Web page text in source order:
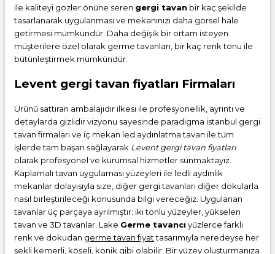
ile kaliteyi gözler önüne seren gergi tavan bir kaç şekilde
tasarlanarak uygulanması ve mekanınızı daha görsel hale
getirmesi mümkündür. Daha değişik bir ortam isteyen
müşterilere özel olarak germe tavanları, bir kaç renk tonu ile
bütünleştirmek mümkündür.
Levent gergi tavan fiyatları Firmaları
Ürünü sattıran ambalajıdır ilkesi ile profesyonellik, ayrıntı ve
detaylarda gizlidir vizyonu sayesinde paradigma istanbul gergi
tavan firmaları ve iç mekan led aydınlatma tavan ile tüm
işlerde tam başarı sağlayarak Levent gergi tavan fiyatları
olarak profesyonel ve kurumsal hizmetler sunmaktayız.
Kaplamalı tavan uygulaması yüzeyleri ile ledli aydınlık
mekanlar dolayısıyla size, diğer gergi tavanları diğer dokularla
nasıl birleştirileceği konusunda bilgi vereceğiz. Uygulanan
tavanlar üç parçaya ayrılmıştır: iki tonlu yüzeyler, yükselen
tavan ve 3D tavanlar. Lake Germe tavancı yüzlerce farklı
renk ve dokudan germe tavan fiyattasarımıyla neredeyse her
şekli kemerli, köşeli, konik gibi olabilir. Bir yüzey oluşturmanıza